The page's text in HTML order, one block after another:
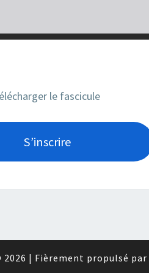
le fascicule
S’inscrire
2026 | Fièrement propulsé par